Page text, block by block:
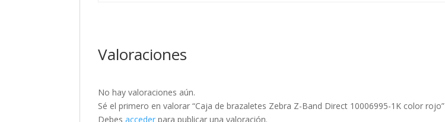
Valoraciones
No hay valoraciones aún.
Sé el primero en valorar “Caja de brazaletes Zebra Z-Band Direct 10006995-1K color rojo”
Debesacceder para publicar una valoración.